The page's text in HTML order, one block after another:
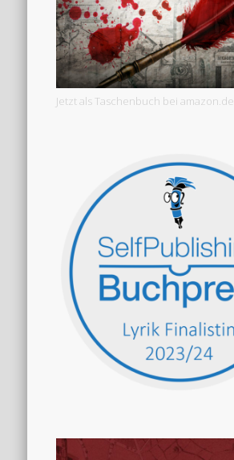
Jetzt als Taschenbuch bei amazon.de